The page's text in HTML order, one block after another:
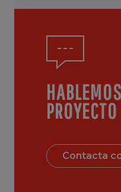
PROYECTO
Contacta